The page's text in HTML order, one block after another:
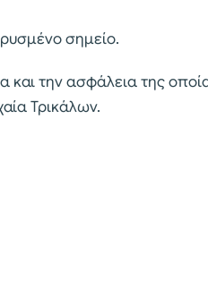
σημείο.
την ασφάλεια της
Τρικάλων.